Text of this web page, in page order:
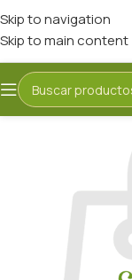
Skip to navigation
Skip to main content